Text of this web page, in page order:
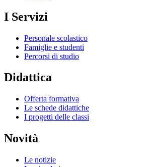
I Servizi
Personale scolastico
Famiglie e studenti
Percorsi di studio
Didattica
Offerta formativa
Le schede didattiche
I progetti delle classi
Novità
Le notizie